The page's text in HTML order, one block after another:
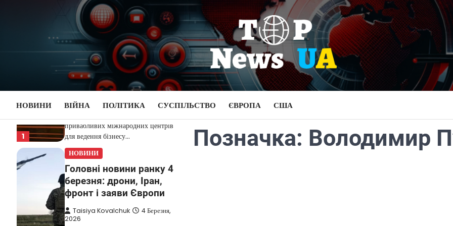
НОВИНИ ВІЙНА ПОЛІТИКА СУСПІЛЬСТВО ЄВРОПА США
Позначка: Володимир
1
НОВИНИ
Дубай зберігає статус
глобального хабу та
приваблює український
бізнес
Taisiya Kovalchuk
5 Березня,
Дубай протягом багатьох років
привабливих міжнародних центрів
для ведення бізнесу…
НОВИНИ
Головні новини ранку 4
березня: дрони, Іран,
фронт і заяви Європи
Taisiya Kovalchuk
4 Березня,
2026